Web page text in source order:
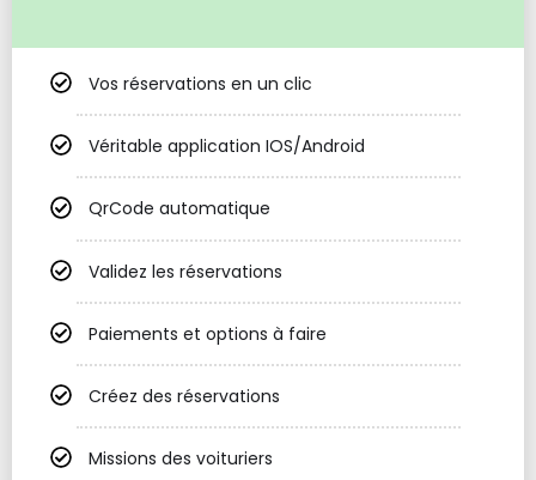
Vos réservations en un clic
Véritable application IOS/Android
QrCode automatique
Validez les réservations
Paiements et options à faire
Créez des réservations
Missions des voituriers